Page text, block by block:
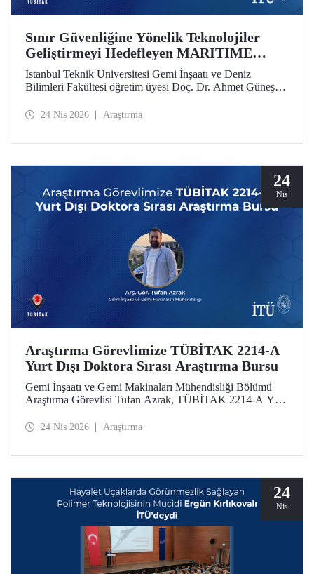
Sınır Güvenliğine Yönelik Teknolojiler
Geliştirmeyi Hedefleyen MARITIME
Projesine AB’den Destek
İstanbul Teknik Üniversitesi Gemi İnşaatı ve Deniz
Bilimleri Fakültesi öğretim üyesi Doç. Dr. Ahmet Güneş’in
Avrupa Programı kapsamında destek almaya hak kazandı.
24 Nis 2026 Araştırma
24
Nis
Araştırma Görevlimize TÜBİTAK 2214-A
Yurt Dışı Doktora Sırası Araştırma Bursu
Gemi İnşaatı ve Gemi Makinaları Mühendisliği Bölümü
Araştırma Görevlisi Tufan Azrak, TÜBİTAK 2214-A Yurt
desteklenmeye hak kazandı.
24 Nis 2026 Araştırma
24
Nis